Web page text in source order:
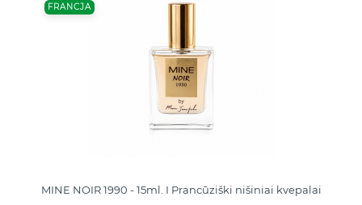
FRANCJA
MINE NOIR 1990 - 15ml. I Prancūziški nišiniai kvepalai